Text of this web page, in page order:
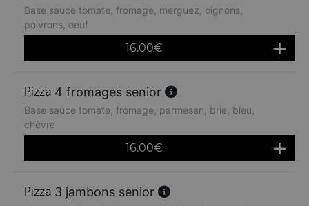
Base sauce tomate, fromage, merguez, oignons,
poivrons, oeuf
16.00€
4 fromages senior
Base sauce tomate, fromage, parmesan, brie, bleu,
chèvre
16.00€
3 jambons senior